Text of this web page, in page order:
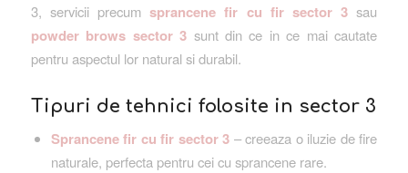
3, servicii precum sprancene fir cu fir sector 3 sau
powder brows sector 3 sunt din ce in ce mai cautate
pentru aspectul lor natural si durabil.
Tipuri de tehnici folosite in sector 3
Sprancene fir cu fir sector 3 – creeaza o iluzie de fire
naturale, perfecta pentru cei cu sprancene rare.